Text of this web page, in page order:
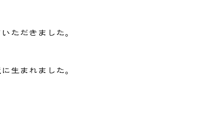
ただきました。
生まれました。